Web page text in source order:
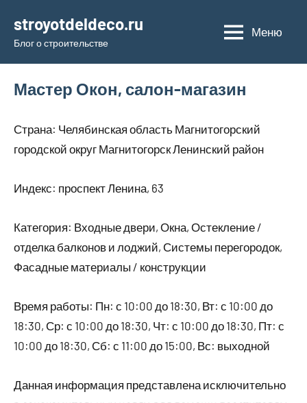
содержимому
stroyotdeldeco.ru
Блог о строительстве
Меню
Мастер Окон, салон-магазин
Страна: Челябинская область Магнитогорский
городской округ Магнитогорск Ленинский район
Индекс: проспект Ленина, 63
Категория: Входные двери, Окна, Остекление /
отделка балконов и лоджий, Системы перегородок,
Фасадные материалы / конструкции
Время работы: Пн: с 10:00 до 18:30, Вт: с 10:00 до
18:30, Ср: с 10:00 до 18:30, Чт: с 10:00 до 18:30, Пт: с
10:00 до 18:30, Сб: с 11:00 до 15:00, Вс: выходной
Данная информация представлена исключительно